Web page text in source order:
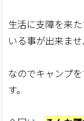
生活に支障を来
いる事が出来ませ
なのでキャンプ
す。